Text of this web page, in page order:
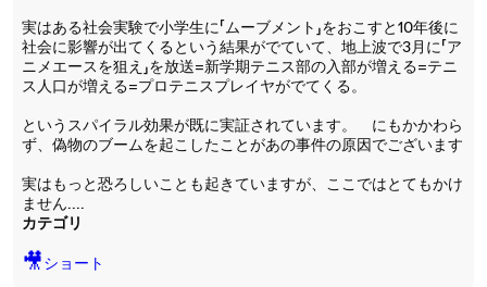
実はある社会実験で小学生に「ムーブメント」をおこすと10年後に
社会に影響が出てくるという結果がでていて、地上波で3月に「ア
ニメエースを狙え」を放送=新学期テニス部の入部が増える=テニ
ス人口が増える=プロテニスプレイヤがでてくる。
というスパイラル効果が既に実証されています。 にもかかわら
ず、偽物のブームを起こしたことがあの事件の原因でございます
実はもっと恐ろしいことも起きていますが、ここではとてもかけ
ません....
カテゴリ
🎥ショート